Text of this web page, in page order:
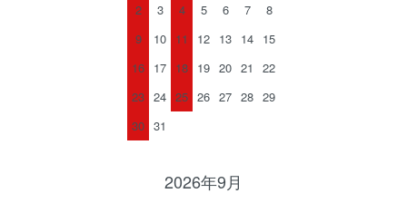
2
3 4 5 6 7
8
9
10 11 12 13 14 15
16 17 18 19 20 21
22
23 24 25 26 27 28 29
30 31
2026年9月